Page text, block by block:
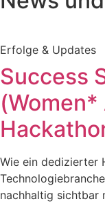
Erfolge & Updates
Success
(Women*
Wie ein dedizierter
nachhaltig sichtbar